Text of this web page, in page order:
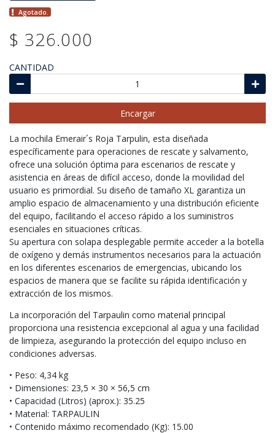
Agotado.
$ 326.000
CANTIDAD
Encargar
La mochila Emerair´s Roja Tarpulin, esta diseñada
específicamente para operaciones de rescate y salvamento,
ofrece una solución óptima para escenarios de rescate y
asistencia en áreas de difícil acceso, donde la movilidad del
usuario es primordial. Su diseño de tamaño XL garantiza un
amplio espacio de almacenamiento y una distribución eficiente
del equipo, facilitando el acceso rápido a los suministros
esenciales en situaciones críticas.
Su apertura con solapa desplegable permite acceder a la botella
de oxígeno y demás instrumentos necesarios para la actuación
en los diferentes escenarios de emergencias, ubicando los
espacios de manera que se facilite su rápida identificación y
extracción de los mismos.
La incorporación del Tarpaulin como material principal
proporciona una resistencia excepcional al agua y una facilidad
de limpieza, asegurando la protección del equipo incluso en
condiciones adversas.
•⁠ Peso: 4,34 kg
•⁠ Dimensiones: 23,5 × 30 × 56,5 cm
•⁠ Capacidad (Litros) (aprox.): 35.25
•⁠ Material: TARPAULIN
•⁠ Contenido máximo recomendado (Kg): 15.00